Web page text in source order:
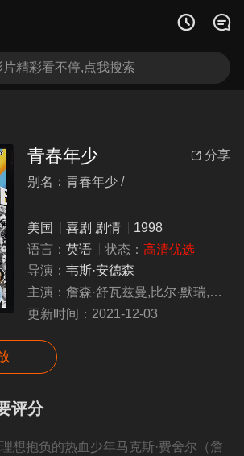
 
 分享
青春年少
别名：青春年少 /
美国
喜剧 剧情
1998
语言： 英语 状态： 高清优选
导演： 韦斯·安德森
主演： 詹森·舒瓦兹曼,比尔·默瑞,奥莉维亚·威廉姆斯,西摩·卡塞尔
更新时间： 2021-12-03
评分
想抱负的热血少年马克斯·费舍尔（詹